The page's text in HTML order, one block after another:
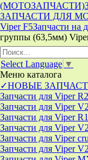
(МОТОЗАПЧАСТИ)
ЗАПЧАСТИ ДЛЯ
Viper F5Запчасти на
группы (63,5мм)
Select Language ▼
Меню каталога
✓НОВЫЕ
Запчасти для Viper
Запчасти для Viper
Запчасти для Viper
Запчасти для Viper
Запчасти для Viper
Запчасти для Viper